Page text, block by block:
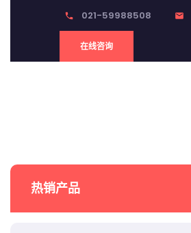
phone 021-59988508 email
在线咨询
热销产品